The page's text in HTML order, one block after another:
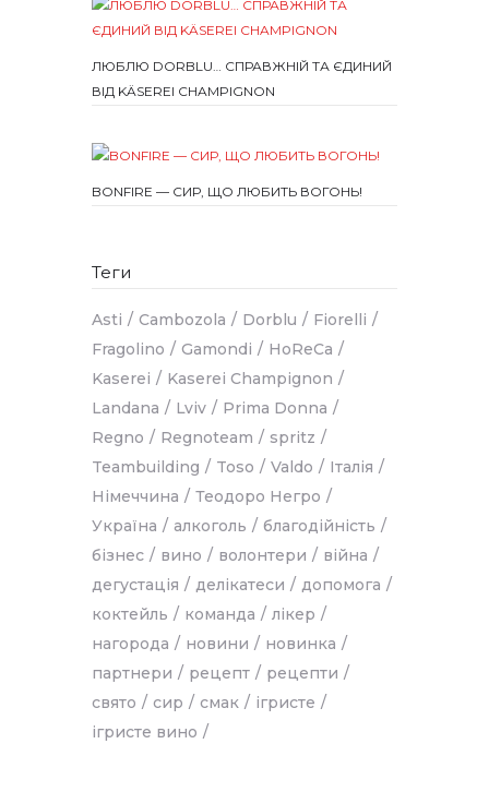
ЛЮБЛЮ DORBLU… СПРАВЖНІЙ ТА ЄДИНИЙ
ВІД KÄSEREI CHAMPIGNON
BONFIRE — СИР, ЩО ЛЮБИТЬ ВОГОНЬ!
Теги
Asti Cambozola Dorblu
Fiorelli
Fragolino
Gamondi
HoReCa
Kaserei
Kaserei Champignon
Landana
Lviv
Prima Donna
Regno
Regnoteam
spritz
Teambuilding
Toso Valdo
Італія
Німеччина
Теодоро Негро
Україна
алкоголь
благодійність
бізнес
вино волонтери
війна
дегустація
делікатеси
допомога
коктейль
команда
лікер
нагорода
новини
новинка
партнери
рецепт
рецепти
свято
сир смак
ігристе
ігристе вино